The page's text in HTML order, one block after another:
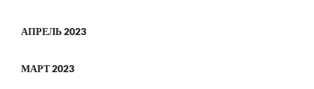
АПРЕЛЬ 2023
МАРТ 2023